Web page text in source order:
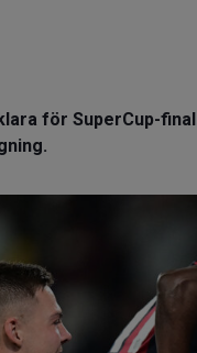
för SuperCup-